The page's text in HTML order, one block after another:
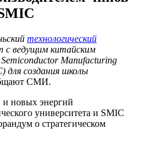
технологический
с ведущим китайским
Manufacturing
для создания школы
СМИ.
новых энергий
университета и SMIC
о стратегическом